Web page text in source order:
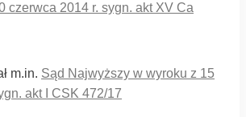
czerwca 2014 r. sygn. akt XV Ca
m.in. Sąd Najwyższy w wyroku z 15
akt I CSK 472/17